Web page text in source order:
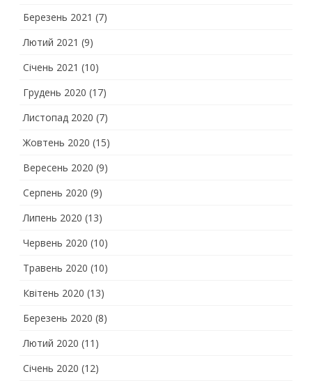
Березень 2021 (7)
Лютий 2021 (9)
Січень 2021 (10)
Грудень 2020 (17)
Листопад 2020 (7)
Жовтень 2020 (15)
Вересень 2020 (9)
Серпень 2020 (9)
Липень 2020 (13)
Червень 2020 (10)
Травень 2020 (10)
Квітень 2020 (13)
Березень 2020 (8)
Лютий 2020 (11)
Січень 2020 (12)